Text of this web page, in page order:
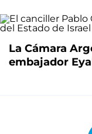
La Cámara
embajador